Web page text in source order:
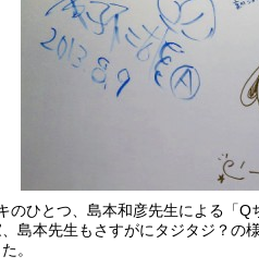
のひとつ、島本和彦先生による「
島本先生もさすがにタジタジ？の
。